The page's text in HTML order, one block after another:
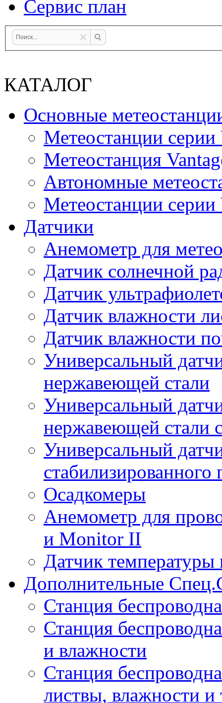
Сервис план
КАТАЛОГ
Основные
Метеостанции
Метеостанция
Автономные
Метеостанции серии
Датчики
Анемометр для
Датчик солнечной
Датчик
Датчик влажности
Датчик влажности
Универсальный
нержавеющей стали
Универсальный
нержавеющей стали
Универсальный
стабилизированного
Осадкомеры
Анемометр для
и Monitor II
Датчик температуры
Дополнительные
Станция
Станция
и влажности
Станция
листвы, влажности